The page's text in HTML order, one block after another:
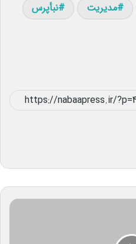
مدیریت
نبأپرس